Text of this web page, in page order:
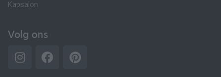
Kapsalon
Volg ons